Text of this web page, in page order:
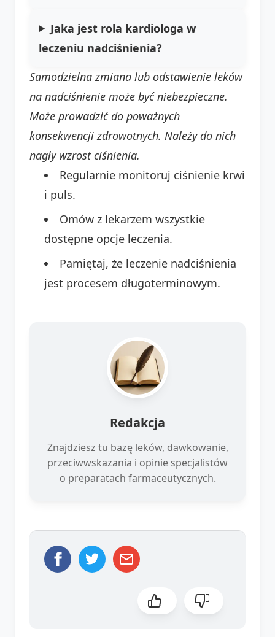
Jaka jest rola kardiologa w
leczeniu nadciśnienia?
Samodzielna zmiana lub odstawienie leków
na nadciśnienie może być niebezpieczne.
Może prowadzić do poważnych
konsekwencji zdrowotnych. Należy do nich
nagły wzrost ciśnienia.
Regularnie monitoruj ciśnienie krwi
i puls.
Omów z lekarzem wszystkie
dostępne opcje leczenia.
Pamiętaj, że leczenie nadciśnienia
jest procesem długoterminowym.
Redakcja
Znajdziesz tu bazę leków, dawkowanie,
przeciwwskazania i opinie specjalistów
o preparatach farmaceutycznych.